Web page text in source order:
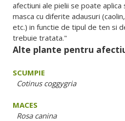
afectiuni ale pielii se poate
masca cu diferite adausuri
etc.) in functie de tipul de ten si
trebuie tratata."
Alte plante pentru
SCUMPIE
Cotinus coggygria
MACES
Rosa canina